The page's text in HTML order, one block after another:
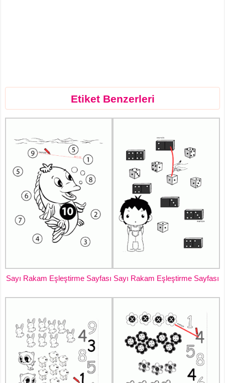
Etiket Benzerleri
Sayı Rakam Eşleştirme Sayfası Sayı Rakam Eşleştirme Sayfası